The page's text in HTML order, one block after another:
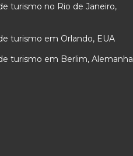
turismo no Rio de Janeiro,
turismo em Orlando, EUA
turismo em Berlim, Alemanha